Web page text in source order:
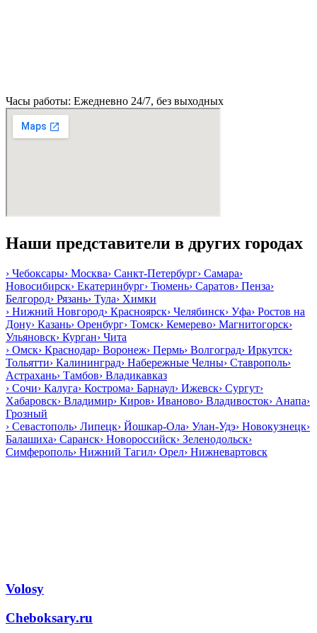
Часы работы: Ежедневно 24/7, без выходных
Наши представители в других городах
› Чебоксары› Москва› Санкт-Петербург› Самара›
Новосибирск› Екатеринбург› Тюмень› Саратов› Пенза›
Белгород› Рязань› Тула› Химки
› Нижний Новгород› Красноярск› Челябинск› Уфа› Ростов на
Дону› Казань› Оренбург› Томск› Кемерево› Магнитогорск›
Ульяновск› Курган› Чита
› Омск› Краснодар› Воронеж› Пермь› Волгоград› Иркутск›
Тольятти› Калининград› Набережные Челны› Ставрополь›
Астрахань› Тамбов› Владикавказ
› Сочи› Калуга› Кострома› Барнаул› Ижевск› Сургут›
Хабаровск› Владимир› Киров› Иваново› Владивосток› Анапа›
Грозный
› Севастополь› Липецк› Йошкар-Ола› Улан-Удэ› Новокузнецк›
Балашиха› Саранск› Новороссийск› Зеленодольск›
Симферополь› Нижний Тагил› Орел› Нижневартовск
Volosy
Cheboksary.ru